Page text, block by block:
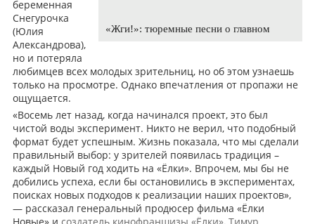
«Жги!»: тюремные песни о главном
беременная
Снегурочка
(Юлия
Александрова),
но и потеряла
любимцев всех молодых зрительниц, но об этом узнаешь
только на просмотре. Однако впечатления от пропажи не
ощущается.
«Восемь лет назад, когда начинался проект, это был
чистой воды эксперимент. Никто не верил, что подобный
формат будет успешным. Жизнь показала, что мы сделали
правильный выбор: у зрителей появилась традиция –
каждый Новый год ходить на «Ёлки». Впрочем, мы бы не
добились успеха, если бы остановились в экспериментах,
поисках новых подходов к реализации наших проектов»,
— рассказал генеральный продюсер фильма «Ёлки